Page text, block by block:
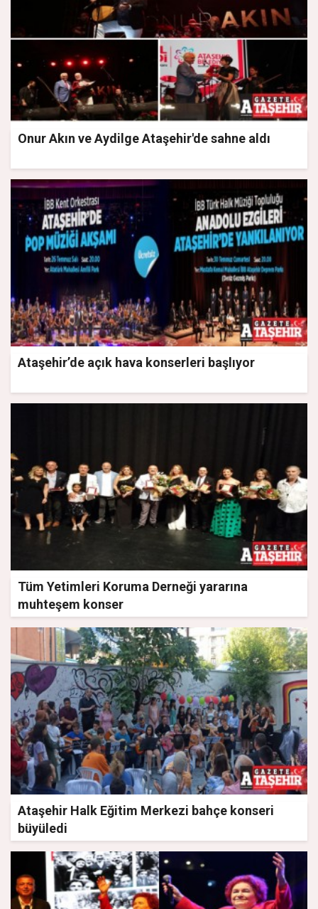
Onur Akın ve Aydilge Ataşehir'de sahne aldı
Ataşehir’de açık hava konserleri başlıyor
Tüm Yetimleri Koruma Derneği yararına
muhteşem konser
Ataşehir Halk Eğitim Merkezi bahçe konseri
büyüledi